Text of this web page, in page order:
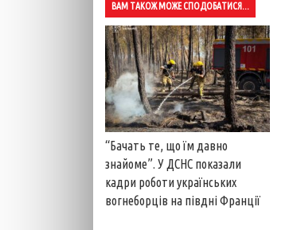
ВАМ ТАКОЖ МОЖЕ СПОДОБАТИСЯ...
“Бачать те, що їм давно
знайоме”. У ДСНС показали
кадри роботи українських
вогнеборців на півдні Франції